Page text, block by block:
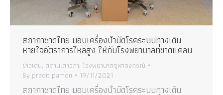
สภากาชาดไทย มอบเครื่องบำบัดโรคระบบทางเดิน
หายใจอัตราการไหลสูง ให้กับโรงพยาบาลที่ขาดแคลน
ข่าวเด่น, สถานเสาวภา, โรงพยาบาลจุฬาลงกรณ์
By pradit pamon 19/11/2021
สภากาชาดไทย มอบเครื่องบำบัดโรคระบบทางเดิน